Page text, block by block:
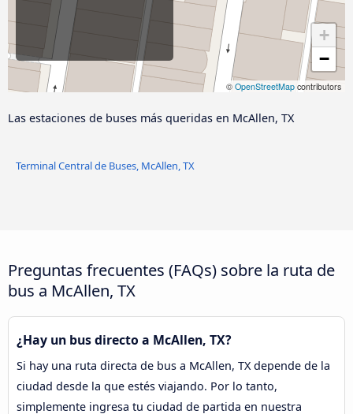
+
−
© OpenStreetMap contributors
Las estaciones de buses más queridas en McAllen, TX
Terminal Central de Buses, McAllen, TX
Preguntas frecuentes (FAQs) sobre la ruta de
bus a McAllen, TX
¿Hay un bus directo a McAllen, TX?
Si hay una ruta directa de bus a McAllen, TX depende de la
ciudad desde la que estés viajando. Por lo tanto,
simplemente ingresa tu ciudad de partida en nuestra